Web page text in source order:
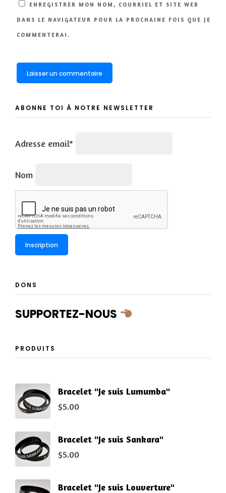
ENREGISTRER MON NOM, COURRIEL ET SITE WEB
DANS LE NAVIGATEUR POUR LA PROCHAINE FOIS QUE JE
COMMENTERAI.
ABONNE TOI À NOTRE NEWSLETTER
Adresse email*
Nom
DONS
SUPPORTEZ-NOUS
PRODUITS
Bracelet "Je suis Lumumba"
$5.00
Bracelet "Je suis Sankara"
$5.00
Bracelet "Je suis Louverture"